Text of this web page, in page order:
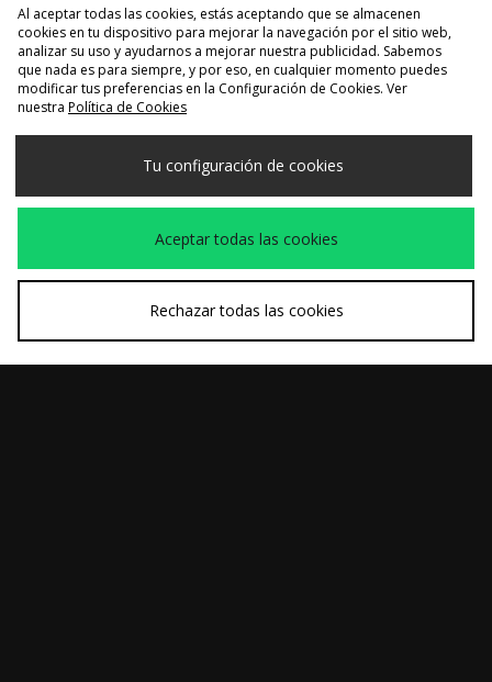
COMPRA RÁPIDA
adidas Originals
Samba 62
COMPRA RÁPIDA
Camiseta Aspen
Al aceptar todas las cookies, estás aceptando que se almacenen
cookies en tu dispositivo para mejorar la navegación por el sitio web,
analizar su uso y ayudarnos a mejorar nuestra publicidad. Sabemos
que nada es para siempre, y por eso, en cualquier momento puedes
modificar tus preferencias en la Configuración de Cookies. Ver
nuestra Política de Cookies
Tu configuración de cookies
Aceptar todas las cookies
Rechazar todas las cookies